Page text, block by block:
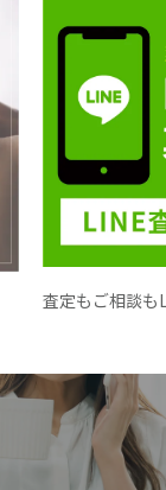
査定もご相談も